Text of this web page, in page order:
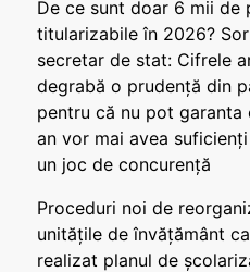
De ce sunt doar 6 mii de
titularizabile în 2026?
secretar de stat: Cifrele
degrabă o prudență din
pentru că nu pot garanta
an vor mai avea
un joc de concurență
Proceduri noi de
unitățile de învățământ
realizat planul de